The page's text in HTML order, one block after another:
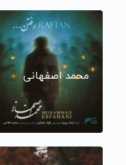
محمد اصفهانی